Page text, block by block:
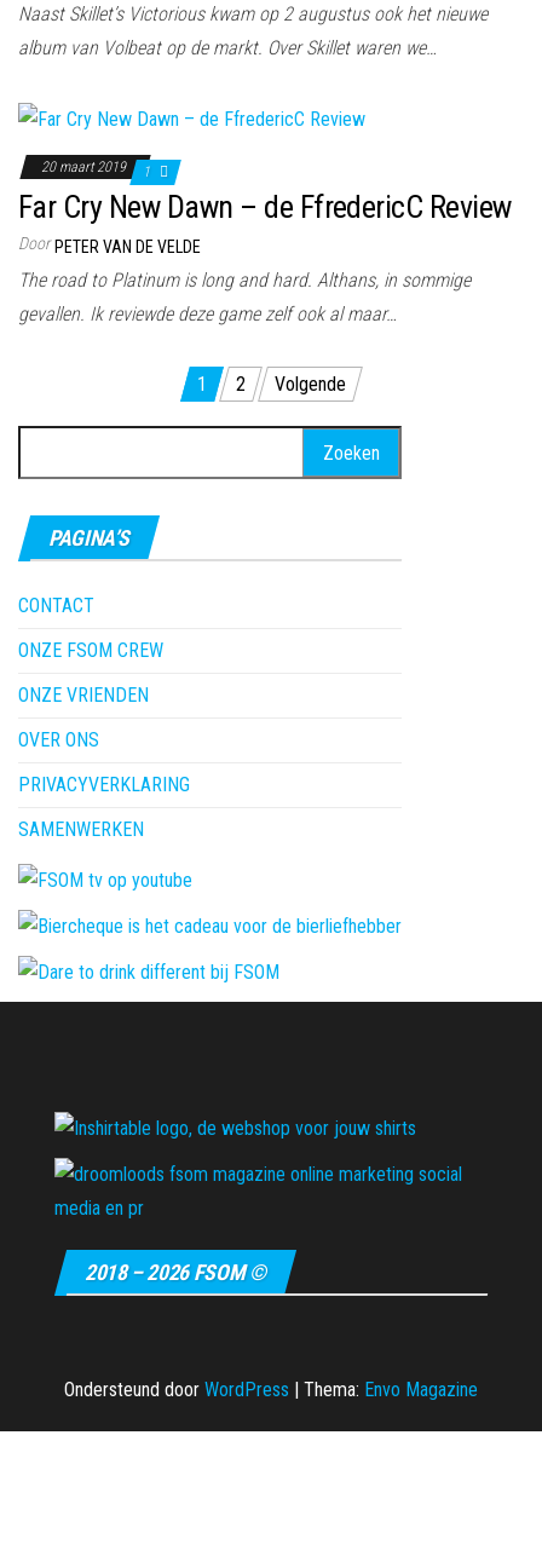
Naast Skillet’s Victorious kwam op 2 augustus ook het nieuwe
album van Volbeat op de markt. Over Skillet waren we…
20 maart 2019 1
Far Cry New Dawn – de FfredericC Review
Door PETER VAN DE VELDE
The road to Platinum is long and hard. Althans, in sommige
gevallen. Ik reviewde deze game zelf ook al maar…
paginering
1 2 Volgende
naar:
PAGINA’S
CONTACT
ONZE FSOM CREW
ONZE VRIENDEN
OVER ONS
PRIVACYVERKLARING
SAMENWERKEN
2018 – 2026 FSOM ©
Ondersteund door WordPress | Thema: Envo Magazine